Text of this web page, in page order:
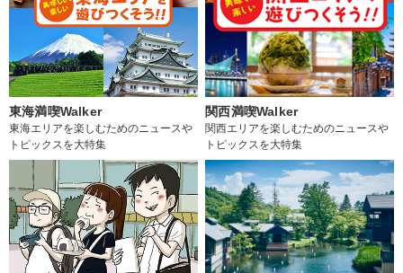
東海満喫Walker
東海エリアを楽しむためのニュースや
トピックスを大特集
関西満喫Walker
関西エリアを楽しむためのニュースや
トピックスを大特集